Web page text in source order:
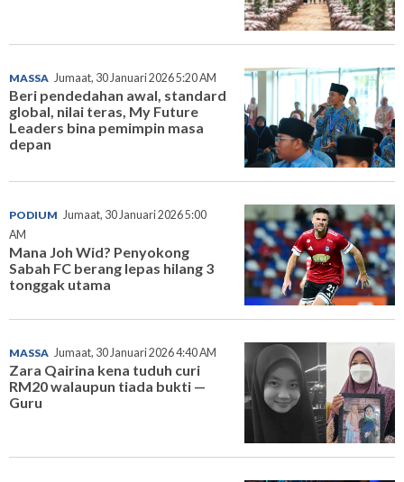
MASSA Jumaat, 30 Januari 2026 5:20 AM
Beri pendedahan awal, standard
global, nilai teras, My Future
Leaders bina pemimpin masa
depan
PODIUM Jumaat, 30 Januari 2026 5:00
AM
Mana Joh Wid? Penyokong
Sabah FC berang lepas hilang 3
tonggak utama
MASSA Jumaat, 30 Januari 2026 4:40 AM
Zara Qairina kena tuduh curi
RM20 walaupun tiada bukti —
Guru